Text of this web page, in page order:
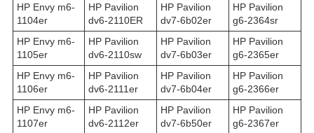
HP Envy m6-
1104er
HP Pavilion
dv6-2110ER
HP Pavilion
dv7-6b02er
HP Pavilion
g6-2364sr
HP Envy m6-
1105er
HP Pavilion
dv6-2110sw
HP Pavilion
dv7-6b03er
HP Pavilion
g6-2365er
HP Envy m6-
1106er
HP Pavilion
dv6-2111er
HP Pavilion
dv7-6b04er
HP Pavilion
g6-2366er
HP Envy m6-
1107er
HP Pavilion
dv6-2112er
HP Pavilion
dv7-6b50er
HP Pavilion
g6-2367er